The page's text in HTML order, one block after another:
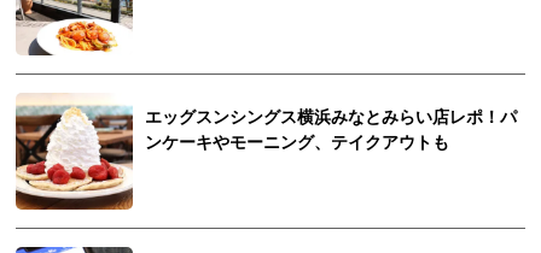
エッグスンシングス横浜みなとみらい店レポ！パ
ンケーキやモーニング、テイクアウトも